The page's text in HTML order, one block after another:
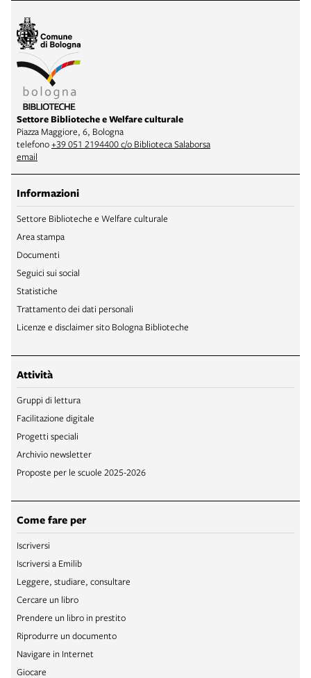
Settore Biblioteche e Welfare culturale
Piazza Maggiore, 6, Bologna
telefono+39 051 2194400 c/o Biblioteca Salaborsa
email
Informazioni
Settore Biblioteche e Welfare culturale
Area stampa
Documenti
Seguici sui social
Statistiche
Trattamento dei dati personali
Licenze e disclaimer sito Bologna Biblioteche
Attività
Gruppi di lettura
Facilitazione digitale
Progetti speciali
Archivio newsletter
Proposte per le scuole 2025-2026
Come fare per
Iscriversi
Iscriversi a Emilib
Leggere, studiare, consultare
Cercare un libro
Prendere un libro in prestito
Riprodurre un documento
Navigare in Internet
Giocare